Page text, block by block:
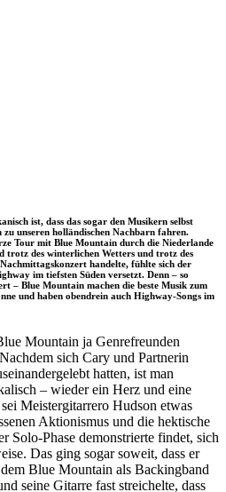
ist, dass das sogar den Musikern selbst
unseren holländischen Nachbarn fahren.
Tour mit Blue Mountain durch die Niederlande
trotz des winterlichen Wetters und trotz des
handelte, fühlte sich der
im tiefsten Süden versetzt. Denn – so
– Blue Mountain machen die beste Musik zum
und haben obendrein auch Highway-Songs im
Mountain ja Genrefreunden
sich Cary und Partnerin
hatten, ist man
– wieder ein Herz und eine
Meistergitarrero Hudson etwas
Aktionismus und die hektische
Solo-Phase demonstrierte findet, sich
Das ging sogar soweit, dass er
Blue Mountain als Backingband
seine Gitarre fast streichelte, dass